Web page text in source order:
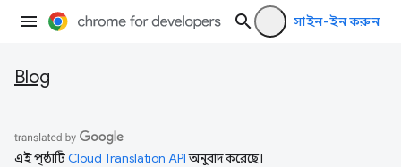
সাইন-ইন করুন
Blog
এই পৃষ্ঠাটিCloud Translation APIঅনুবাদ করেছে।